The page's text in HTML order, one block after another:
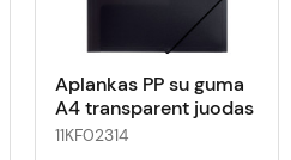
Aplankas PP su guma
A4 transparent juodas
11KF02314